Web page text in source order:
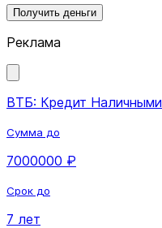
Получить деньги
Реклама
ВТБ: Кредит Наличными
Сумма до
7000000 ₽
Срок до
7 лет